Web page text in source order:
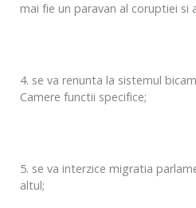
mai fie un paravan al coruptiei si
4. se va renunta la sistemul
Camere functii specifice;
5. se va interzice migratia
altul;